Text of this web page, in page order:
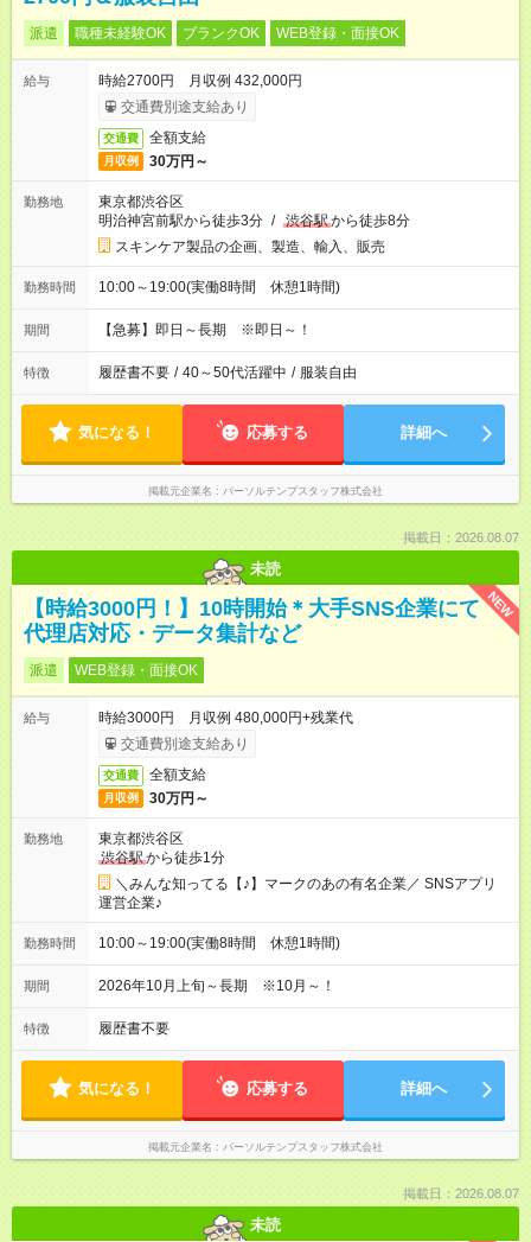
派遣 職種未経験OK ブランクOK WEB登録・面接OK
給与
時給2700円 月収例 432,000円
交通費別途支給あり
交通費 全額支給
月収例 30万円～
勤務地
東京都渋谷区
明治神宮前駅から徒歩3分 / 渋谷駅から徒歩8分
スキンケア製品の企画、製造、輸入、販売
勤務時間 10:00～19:00(実働8時間 休憩1時間)
期間 【急募】即日～長期 ※即日～！
特徴 履歴書不要 / 40～50代活躍中 / 服装自由
気になる！ 応募する 詳細へ
掲載元企業名 パーソルテンプスタッフ株式会社
掲載日：2026.08.07
未読
NEW
【時給3000円！】10時開始＊大手SNS企業にて
代理店対応・データ集計など
派遣 WEB登録・面接OK
給与
時給3000円 月収例 480,000円+残業代
交通費別途支給あり
交通費 全額支給
月収例 30万円～
勤務地
東京都渋谷区
渋谷駅から徒歩1分
＼みんな知ってる【♪】マークのあの有名企業／ SNSアプリ
運営企業♪
勤務時間 10:00～19:00(実働8時間 休憩1時間)
期間 2026年10月上旬～長期 ※10月～！
特徴 履歴書不要
気になる！ 応募する 詳細へ
掲載元企業名 パーソルテンプスタッフ株式会社
掲載日：2026.08.07
未読